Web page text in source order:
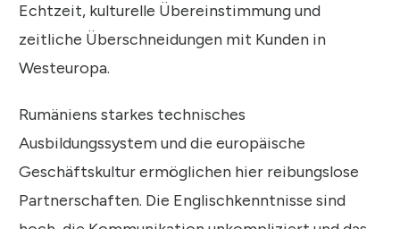
Echtzeit, kulturelle Übereinstimmung und
zeitliche Überschneidungen mit Kunden in
Westeuropa.
Rumäniens starkes technisches
Ausbildungssystem und die europäische
Geschäftskultur ermöglichen hier reibungslose
Partnerschaften. Die Englischkenntnisse sind